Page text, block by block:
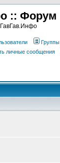
:: Форум
Группы
личные сообщения